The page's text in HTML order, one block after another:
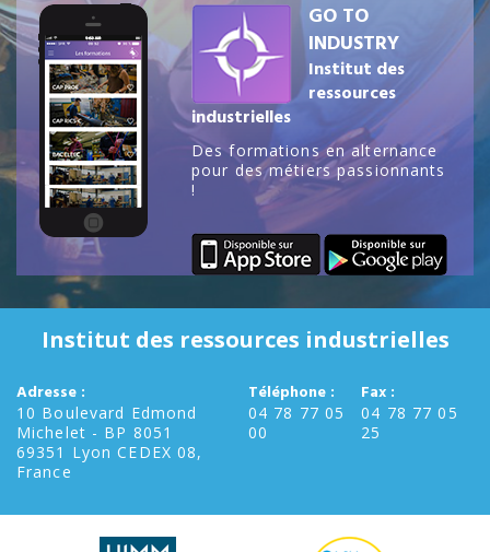
GO TO
INDUSTRY
Institut des
ressources
industrielles
Des formations en alternance
pour des métiers passionnants
!
Institut des ressources industrielles
Adresse :
10 Boulevard Edmond
Michelet - BP 8051
69351 Lyon CEDEX 08,
France
Téléphone :
04 78 77 05
00
Fax :
04 78 77 05
25